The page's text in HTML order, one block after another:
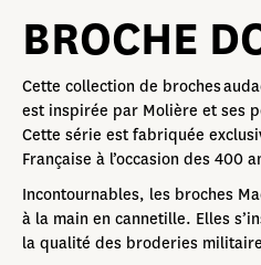
BROCHE
Cette collection de broches
est inspirée par Molière et ses
Cette série est fabriquée
Française à l’occasion des 400
Incontournables, les broches
à la main en cannetille. Elles
la qualité des broderies